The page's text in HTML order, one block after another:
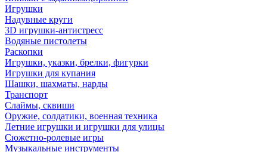
Игрушки
Надувные круги
3D игрушки-антистресс
Водяные пистолеты
Раскопки
Игрушки, указки, брелки, фигурки
Игрушки для купания
Шашки, шахматы, нарды
Транспорт
Слаймы, сквиши
Оружие, солдатики, военная техника
Летние игрушки и игрушки для улицы
Сюжетно-ролевые игры
Музыкальные инструменты